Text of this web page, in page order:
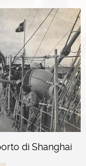
di Shanghai